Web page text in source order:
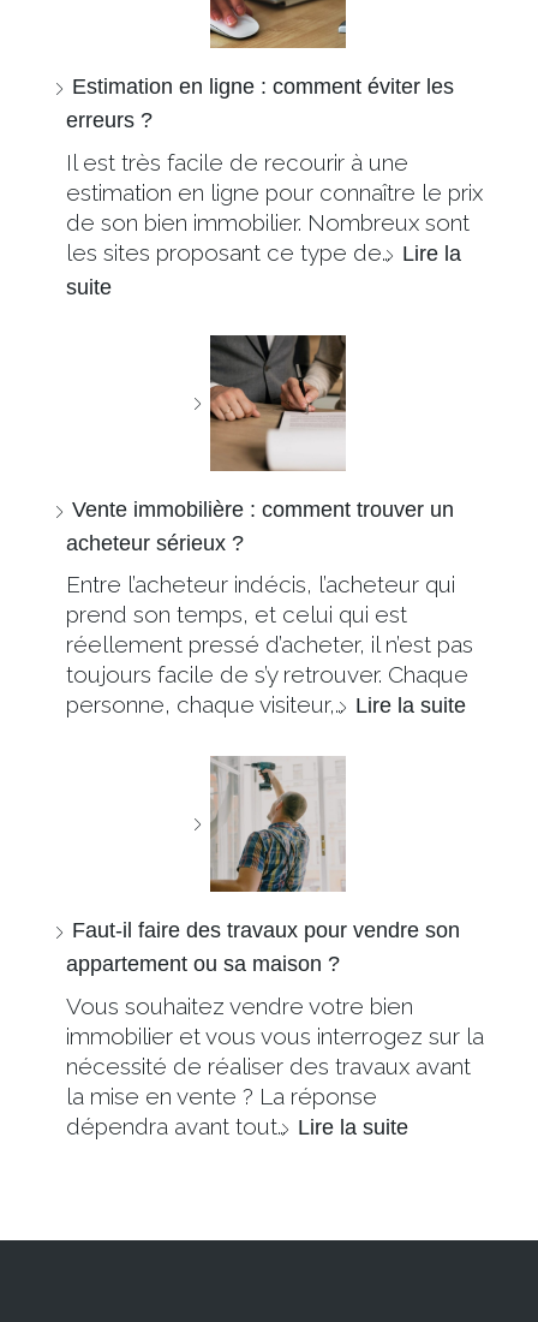
Estimation en ligne : comment éviter les
erreurs ?
Il est très facile de recourir à une
estimation en ligne pour connaître le prix
de son bien immobilier. Nombreux sont
les sites proposant ce type de… Lire la
suite
Vente immobilière : comment trouver un
acheteur sérieux ?
Entre l’acheteur indécis, l’acheteur qui
prend son temps, et celui qui est
réellement pressé d’acheter, il n’est pas
toujours facile de s’y retrouver. Chaque
personne, chaque visiteur,… Lire la suite
Faut-il faire des travaux pour vendre son
appartement ou sa maison ?
Vous souhaitez vendre votre bien
immobilier et vous vous interrogez sur la
nécessité de réaliser des travaux avant
la mise en vente ? La réponse
dépendra avant tout… Lire la suite